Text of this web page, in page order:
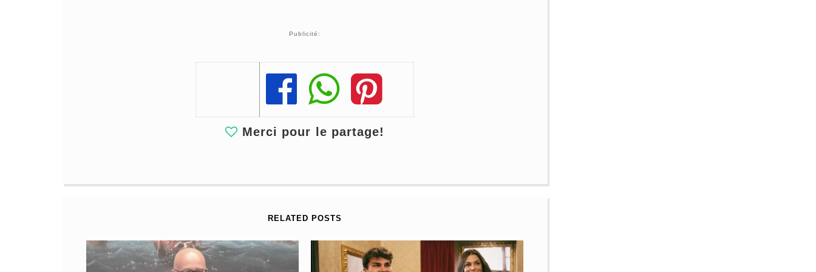
Publicité:
Share
Share
Share
Merci pour le partage!
RELATED POSTS